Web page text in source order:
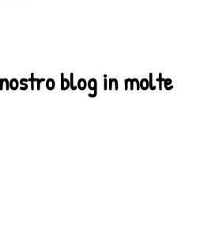
blog in molte